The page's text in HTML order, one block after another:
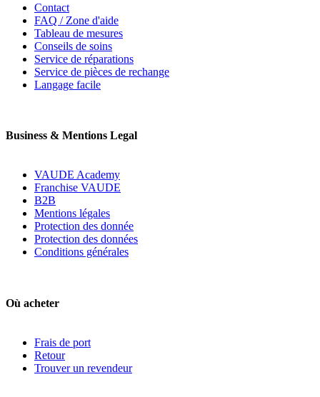
Contact
FAQ / Zone d'aide
Tableau de mesures
Conseils de soins
Service de réparations
Service de pièces de rechange
Langage facile
Business & Mentions Legal
VAUDE Academy
Franchise VAUDE
B2B
Mentions légales
Protection des donnée
Protection des données
Conditions générales
Où acheter
Frais de port
Retour
Trouver un revendeur